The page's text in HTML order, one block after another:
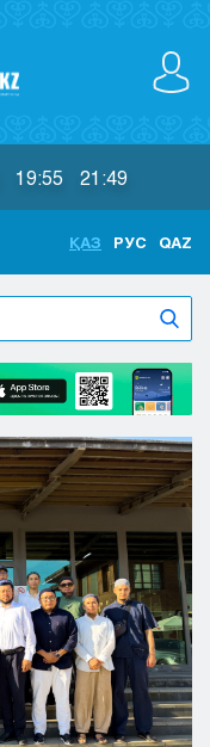
19:55 21:49
ҚАЗ РУС QAZ